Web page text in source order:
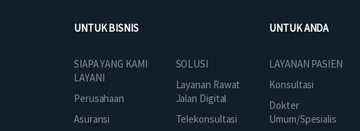
UNTUK BISNIS
SIAPA YANG KAMI
LAYANI
Perusahaan
Asuransi
SOLUSI
Layanan Rawat
Jalan Digital
Telekonsultasi
UNTUK ANDA
LAYANAN PASIEN
Konsultasi
Dokter
Umum/Spesialis